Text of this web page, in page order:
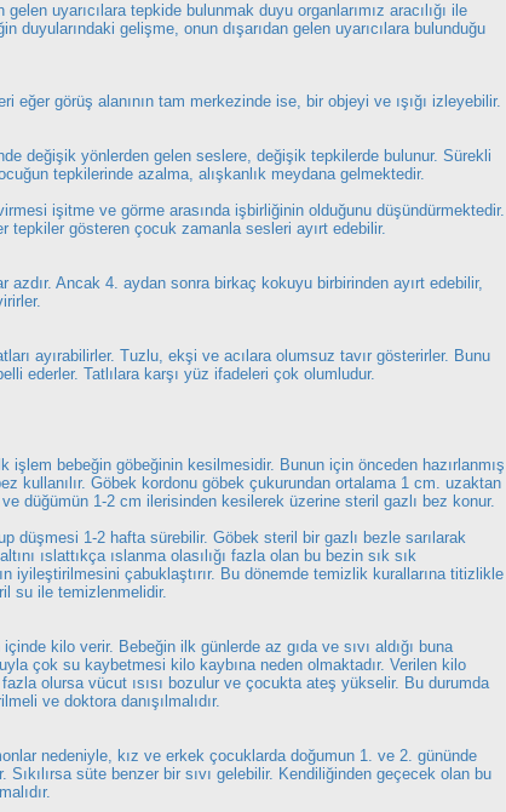
uyarıcılara tepkide bulunmak duyu organlarımız aracılığı ile
duyularındaki gelişme, onun dışarıdan gelen uyarıcılara bulunduğu
eğer görüş alanının tam merkezinde ise, bir objeyi ve ışığı izleyebilir.
değişik yönlerden gelen seslere, değişik tepkilerde bulunur. Sürekli
tepkilerinde azalma, alışkanlık meydana gelmektedir.
işitme ve görme arasında işbirliğinin olduğunu düşündürmektedir.
tepkiler gösteren çocuk zamanla sesleri ayırt edebilir.
azdır. Ancak 4. aydan sonra birkaç kokuyu birbirinden ayırt edebilir,
ayırabilirler. Tuzlu, ekşi ve acılara olumsuz tavır gösterirler. Bunu
ederler. Tatlılara karşı yüz ifadeleri çok olumludur.
işlem bebeğin göbeğinin kesilmesidir. Bunun için önceden hazırlanmış
kullanılır. Göbek kordonu göbek çukurundan ortalama 1 cm. uzaktan
ve düğümün 1-2 cm ilerisinden kesilerek üzerine steril gazlı bez konur.
düşmesi 1-2 hafta sürebilir. Göbek steril bir gazlı bezle sarılarak
ıslattıkça ıslanma olasılığı fazla olan bu bezin sık sık
iyileştirilmesini çabuklaştırır. Bu dönemde temizlik kurallarına titizlikle
su ile temizlenmelidir.
kilo verir. Bebeğin ilk günlerde az gıda ve sıvı aldığı buna
çok su kaybetmesi kilo kaybına neden olmaktadır. Verilen kilo
fazla olursa vücut ısısı bozulur ve çocukta ateş yükselir. Bu durumda
ve doktora danışılmalıdır.
nedeniyle, kız ve erkek çocuklarda doğumun 1. ve 2. gününde
süte benzer bir sıvı gelebilir. Kendiliğinden geçecek olan bu